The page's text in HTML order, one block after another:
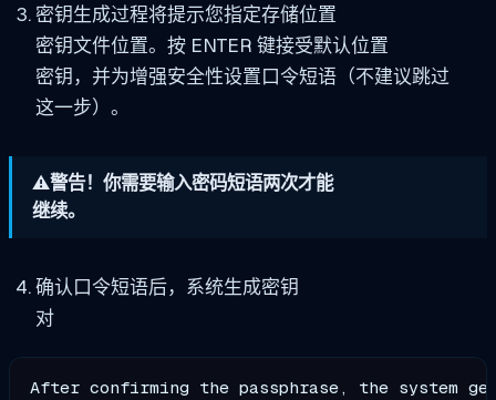
密钥生成过程将提示您指定存储位置
密钥文件位置。按 ENTER 键接受默认位置
密钥，并为增强安全性设置口令短语（不建议跳过
这一步）。
⚠️警告！你需要输入密码短语两次才能
继续。
确认口令短语后，系统生成密钥
对
After confirming the passphrase, the system